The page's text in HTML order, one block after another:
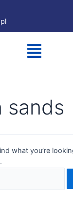
sands
what you’re